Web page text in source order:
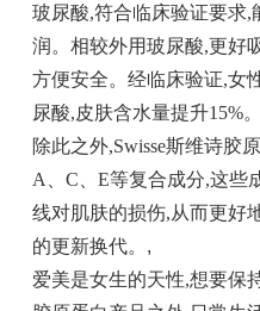
玻尿酸,符合临床验证要求,
润。相较外用玻尿酸,更好
方便安全。经临床验证,女
尿酸,皮肤含水量提升15%。
除此之外,Swisse斯维诗胶
A、C、E等复合成分,这些
线对肌肤的损伤,从而更好
的更新换代。 ,
爱美是女生的天性,想要保